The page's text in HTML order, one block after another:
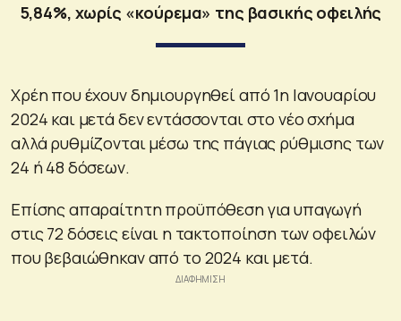
5,84%, χωρίς «κούρεμα» της βασικής οφειλής
Χρέη που έχουν δημιουργηθεί από 1η Ιανουαρίου
2024 και μετά δεν εντάσσονται στο νέο σχήμα
αλλά ρυθμίζονται μέσω της πάγιας ρύθμισης των
24 ή 48 δόσεων.
Επίσης απαραίτητη προϋπόθεση για υπαγωγή
στις 72 δόσεις είναι η τακτοποίηση των οφειλών
που βεβαιώθηκαν από το 2024 και μετά.